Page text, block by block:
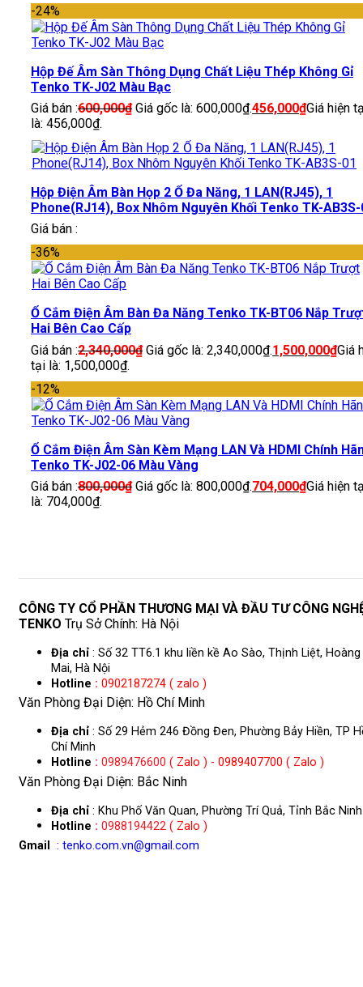
-24%
Hộp Đế Âm Sàn Thông Dụng Chất Liệu Thép Không Gỉ
Tenko TK-J02 Màu Bạc
Giá bán :600,000₫ Giá gốc là: 600,000₫.456,000₫Giá hiện
là: 456,000₫.
Hộp Điện Âm Bàn Họp 2 Ổ Đa Năng, 1 LAN(RJ45), 1
Phone(RJ14), Box Nhôm Nguyên Khối Tenko TK-
Giá bán :
-36%
Ổ Cắm Điện Âm Bàn Đa Năng Tenko TK-BT06 Nắp
Hai Bên Cao Cấp
Giá bán :2,340,000₫ Giá gốc là: 2,340,000₫.1,500,000₫Giá
tại là: 1,500,000₫.
-12%
Ổ Cắm Điện Âm Sàn Kèm Mạng LAN Và HDMI Chính
Tenko TK-J02-06 Màu Vàng
Giá bán :800,000₫ Giá gốc là: 800,000₫.704,000₫Giá hiện
là: 704,000₫.
CÔNG TY CỔ PHẦN THƯƠNG MẠI VÀ ĐẦU TƯ CÔNG
TENKO Trụ Sở Chính: Hà Nội
Địa chỉ : Số 32 TT6.1 khu liền kề Ao Sào, Thịnh Liệt, Hoàng
Mai, Hà Nội
Hotline : 0902187274 ( zalo )
Văn Phòng Đại Diện: Hồ Chí Minh
Địa chỉ : Số 29 Hẻm 246 Đồng Đen, Phường Bảy Hiền, TP
Chí Minh
Hotline : 0989476600 ( Zalo ) - 0989407700 ( Zalo )
Văn Phòng Đại Diện: Bắc Ninh
Địa chỉ : Khu Phố Văn Quan, Phường Trí Quả, Tỉnh Bắc Ninh
Hotline : 0988194422 ( Zalo )
Gmail
: tenko.com.vn@gmail.com